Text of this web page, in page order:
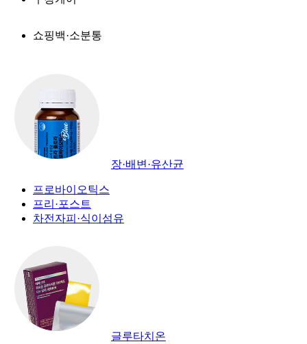
쇼핑백·소분통
장·배변·유산균
프로바이오틱스
프리·포스트
차전자피·식이섬유
글루타치온